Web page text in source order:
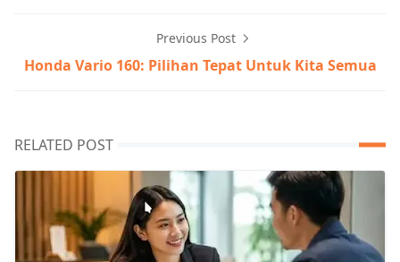
Previous Post
Honda Vario 160: Pilihan Tepat Untuk Kita Semua
RELATED POST